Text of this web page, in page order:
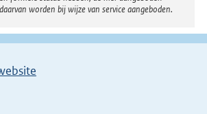
worden bij wijze van service aangeboden.